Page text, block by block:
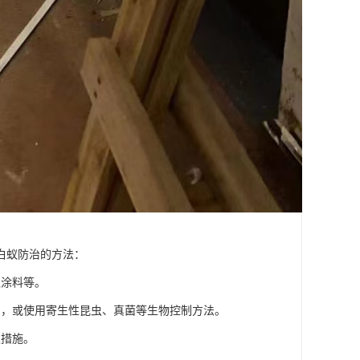
防治的方法：
料等。
或使用寄生性昆虫、真菌等生物控制方法。
施。